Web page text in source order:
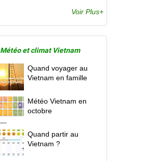
Voir Plus+
Météo et climat Vietnam
Quand voyager au
Vietnam en famille
Météo Vietnam en
octobre
Quand partir au
Vietnam ?